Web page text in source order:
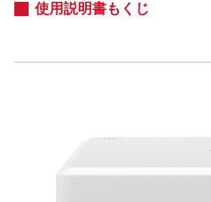
使用説明書もくじ